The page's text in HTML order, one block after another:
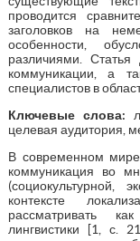
проводится
заголовков на
особенности,
различиями. Статья
коммуникации, а
специалистов в
Ключевые слова:
целевая аудитория,
В современном
коммуникация во
(социокультурной,
контексте
рассматривать
лингвистики [1, с.